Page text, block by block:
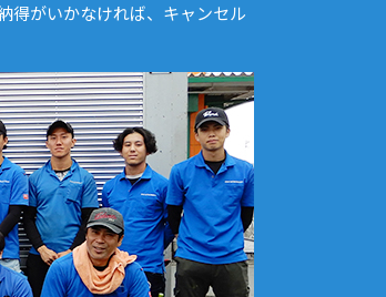
得がいかなければ、キャンセル